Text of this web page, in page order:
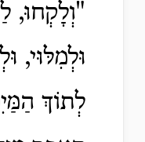
"וְלָקְחוּ,
וּלְמִלּוּי,
לְתוֹךְ